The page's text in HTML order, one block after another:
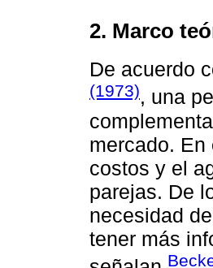
2. Marco
De acuerdo
(1973), una
mercado.
costos y el
parejas. De
necesidad
tener más